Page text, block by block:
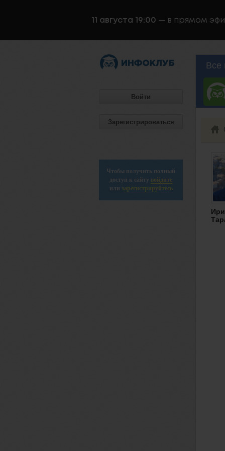
11 августа 19:00 — в прямом
Войти
Зарегистрироваться
Чтобы получить полный
доступ к сайту войдите
или зарегистрируйтесь
Все